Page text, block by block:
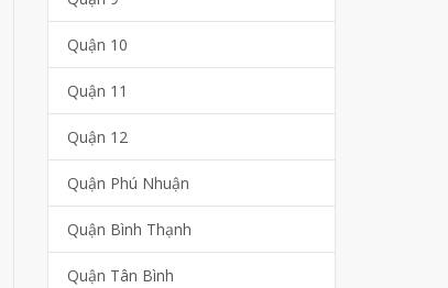
Quận 10
Quận 11
Quận 12
Quận Phú Nhuận
Quận Bình Thạnh
Quận Tân Bình